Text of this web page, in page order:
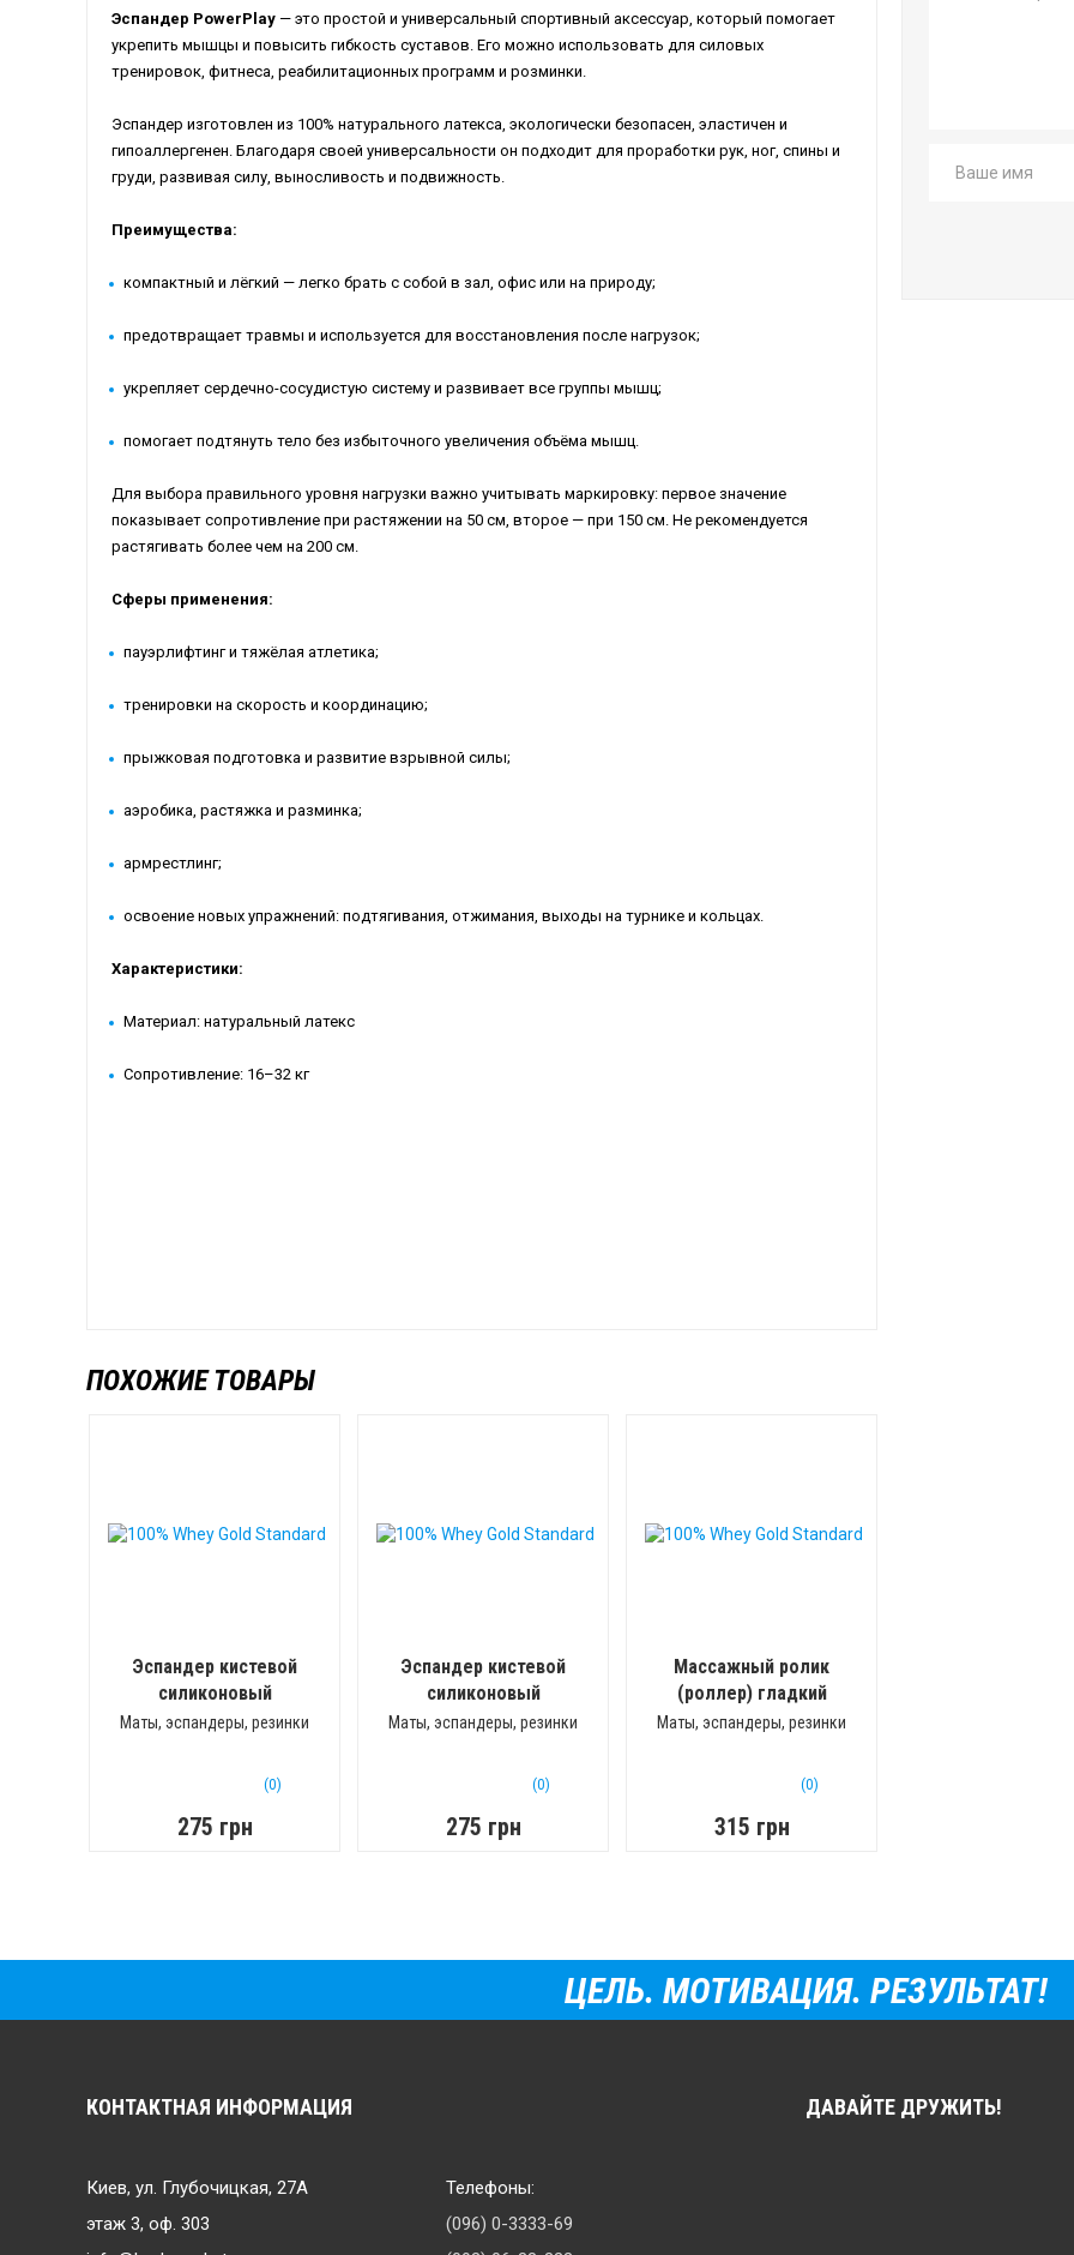
Эспандер PowerPlay — это простой и универсальный спортивный аксессуар, который помогает
укрепить мышцы и повысить гибкость суставов. Его можно использовать для силовых
тренировок, фитнеса, реабилитационных программ и розминки.
Эспандер изготовлен из 100% натурального латекса, экологически безопасен, эластичен и
гипоаллергенен. Благодаря своей универсальности он подходит для проработки рук, ног, спины и
груди, развивая силу, выносливость и подвижность.
Преимущества:
компактный и лёгкий — легко брать с собой в зал, офис или на природу;
предотвращает травмы и используется для восстановления после нагрузок;
укрепляет сердечно-сосудистую систему и развивает все группы мышц;
помогает подтянуть тело без избыточного увеличения объёма мышц.
Для выбора правильного уровня нагрузки важно учитывать маркировку: первое значение
показывает сопротивление при растяжении на 50 см, второе — при 150 см. Не рекомендуется
растягивать более чем на 200 см.
Сферы применения:
пауэрлифтинг и тяжёлая атлетика;
тренировки на скорость и координацию;
прыжковая подготовка и развитие взрывной силы;
аэробика, растяжка и разминка;
армрестлинг;
освоение новых упражнений: подтягивания, отжимания, выходы на турнике и кольцах.
Характеристики:
Материал: натуральный латекс
Сопротивление: 16–32 кг
ПОХОЖИЕ ТОВАРЫ
Эспандер кистевой
силиконовый
PowerPlay PP-4331
Маты, эспандеры, резинки
(0)
275 грн
Эспандер кистевой
силиконовый
PowerPlay PP-4331
20 кг, Голубой
Маты, эспандеры, резинки
(0)
275 грн
Массажный ролик
(роллер) гладкий
PowerPlay 4021
Маты, эспандеры, резинки
(0)
315 грн
ЦЕЛЬ. МОТИВАЦИЯ. РЕЗУЛЬТАТ!
КОНТАКТНАЯ ИНФОРМАЦИЯ
Киев, ул. Глубочицкая, 27А
этаж 3, оф. 303
Телефоны:
(096) 0-3333-69
ДАВАЙТЕ ДРУЖИТЬ!